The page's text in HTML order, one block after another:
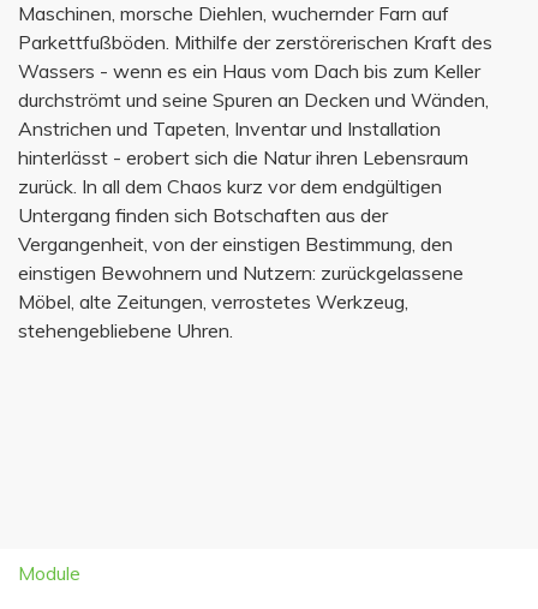
Maschinen, morsche Diehlen, wuchernder Farn auf
Parkettfußböden. Mithilfe der zerstörerischen Kraft des
Wassers - wenn es ein Haus vom Dach bis zum Keller
durchströmt und seine Spuren an Decken und Wänden,
Anstrichen und Tapeten, Inventar und Installation
hinterlässt - erobert sich die Natur ihren Lebensraum
zurück. In all dem Chaos kurz vor dem endgültigen
Untergang finden sich Botschaften aus der
Vergangenheit, von der einstigen Bestimmung, den
einstigen Bewohnern und Nutzern: zurückgelassene
Möbel, alte Zeitungen, verrostetes Werkzeug,
stehengebliebene Uhren.
Module